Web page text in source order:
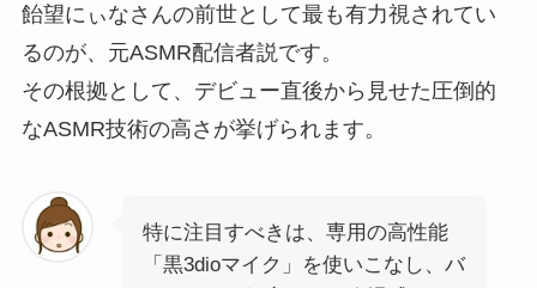
飴望にぃなさんの前世として最も有力視されてい
るのが、元ASMR配信者説です。
その根拠として、デビュー直後から見せた圧倒的
なASMR技術の高さが挙げられます。
特に注目すべきは、専用の高性能
「黒3dioマイク」を使いこなし、バ